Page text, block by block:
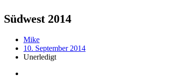
Südwest 2014
Mike
10. September 2014
Unerledigt